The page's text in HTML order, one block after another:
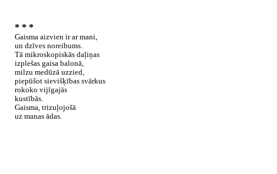
* * *
Gaisma aizvien ir ar mani,
un dzīves noreibums.
Tā mikroskopiskās daļiņas
izplešas gaisa balonā,
milzu medūzā uzzied,
piepūšot sievišķības svārkus
rokoko vijīgajās
kustībās.
Gaisma, trizuļojošā
uz manas ādas.